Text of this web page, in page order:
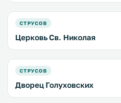
СТРУСОВ
Церковь Св. Николая
СТРУСОВ
Дворец Голуховских